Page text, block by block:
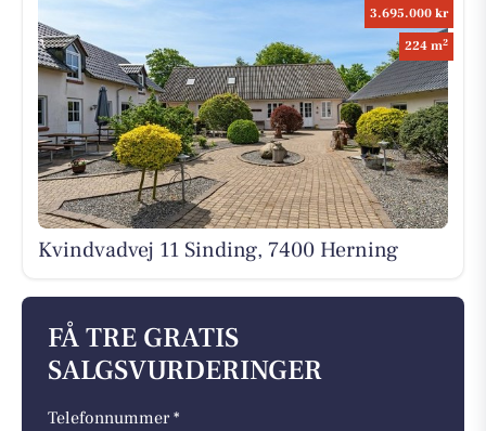
3.695.000 kr
224 m2
Kvindvadvej 11 Sinding, 7400 Herning
FÅ TRE GRATIS
SALGSVURDERINGER
Telefonnummer *